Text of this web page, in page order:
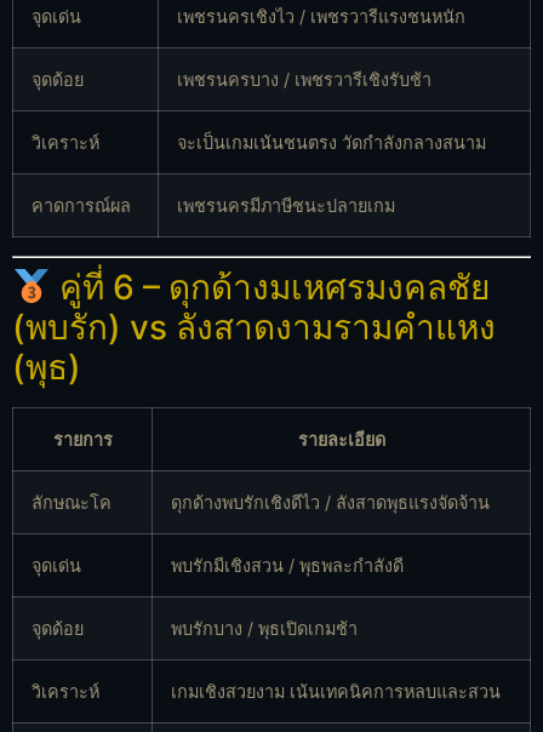
จุดเด่น เพชรนครเชิงไว / เพชรวารีแรงชนหนัก
จุดด้อย เพชรนครบาง / เพชรวารีเชิงรับช้า
วิเคราะห์ จะเป็นเกมเน้นชนตรง วัดกำลังกลางสนาม
คาดการณ์ผล เพชรนครมีภาษีชนะปลายเกม
คู่ที่ 6 – ดุกด้างมเหศรมงคลชัย
(พบรัก) vs ลังสาดงามรามคำแหง
(พุธ)
รายการ รายละเอียด
ลักษณะโค ดุกด้างพบรักเชิงดีไว / ลังสาดพุธแรงจัดจ้าน
จุดเด่น พบรักมีเชิงสวน / พุธพละกำลังดี
จุดด้อย พบรักบาง / พุธเปิดเกมช้า
วิเคราะห์ เกมเชิงสวยงาม เน้นเทคนิคการหลบและสวน